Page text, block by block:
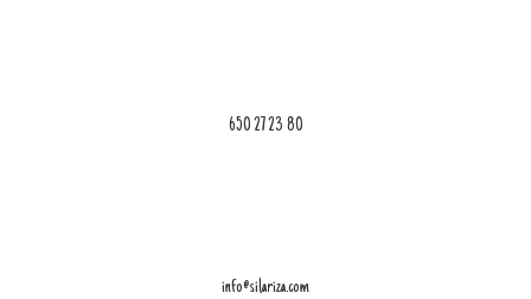
650 27 23 80
info@silariza.com